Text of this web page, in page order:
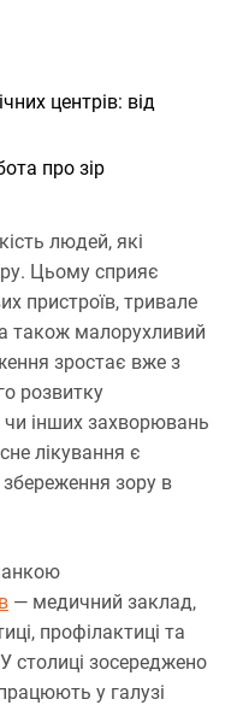
центрів: від
про зір
людей, які
Цьому сприяє
пристроїв, тривале
також малорухливий
зростає вже з
розвитку
чи інших захворювань
лікування є
зору в
— медичний заклад,
профілактиці та
столиці зосереджено
у галузі